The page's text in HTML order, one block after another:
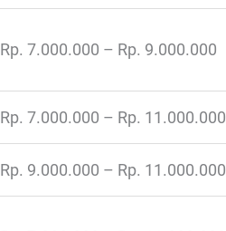
Rp. 7.000.000 – Rp. 9.000.000
Rp. 7.000.000 – Rp. 11.000.000
Rp. 9.000.000 – Rp. 11.000.000